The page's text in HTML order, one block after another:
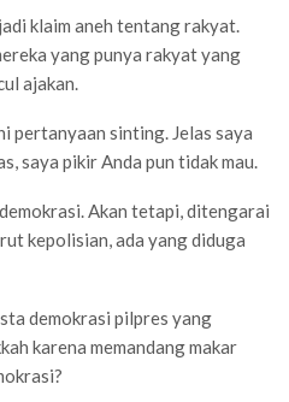
klaim aneh tentang rakyat.
yang punya rakyat yang
ajakan.
pertanyaan sinting. Jelas saya
saya pikir Anda pun tidak mau.
Akan tetapi, ditengarai
kepolisian, ada yang diduga
demokrasi pilpres yang
karena memandang makar